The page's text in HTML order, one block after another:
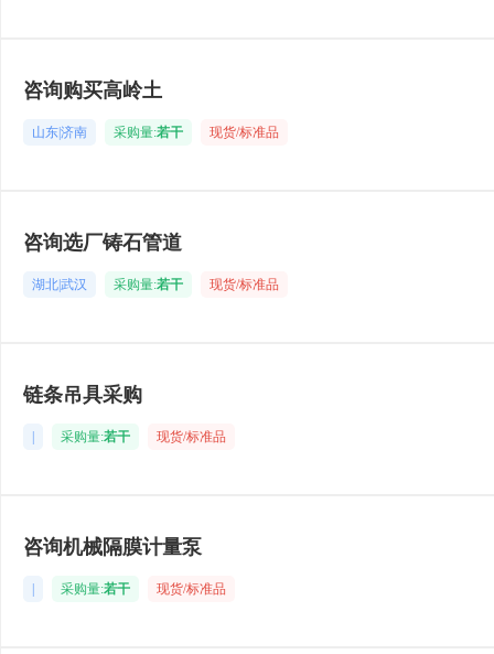
咨询购买高岭土
山东|济南 采购量:若干 现货/标准品
咨询选厂铸石管道
湖北|武汉 采购量:若干 现货/标准品
链条吊具采购
采购量:若干 现货/标准品
咨询机械隔膜计量泵
采购量:若干 现货/标准品